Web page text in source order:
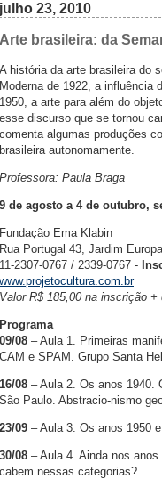
julho 23, 2010
Arte brasileira: da
A história da arte brasileira do
Moderna de 1922, a influência
1950, a arte para além do
esse discurso que se tornou
comenta algumas produções
brasileira autonomamente.
Professora: Paula Braga
9 de agosto a 4 de outubro,
Fundação Ema Klabin
Rua Portugal 43, Jardim
11-2307-0767 / 2339-0767 -
www.projetocultura.com.br
Valor R$ 185,00 na inscrição
Programa
09/08 – Aula 1. Primeiras
CAM e SPAM. Grupo Santa
16/08 – Aula 2. Os anos 1940.
São Paulo. Abstracio-nismo
23/09 – Aula 3. Os anos 1950
30/08 – Aula 4. Ainda nos
cabem nessas categorias?